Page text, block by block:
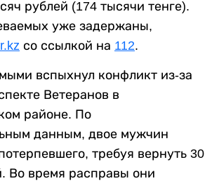
рублей (174 тысячи тенге).
уже задержаны,
со ссылкой на 112.
вспыхнул конфликт из-за
Ветеранов в
районе. По
данным, двое мужчин
требуя вернуть 30
Во время расправы они